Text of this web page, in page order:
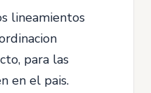
lineamientos
para las
en el pais.